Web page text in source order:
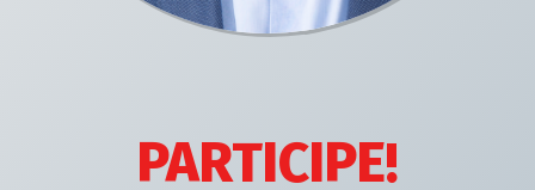
PARTICIPE!